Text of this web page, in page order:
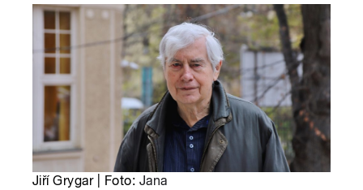
Jiří Grygar | Foto: Jana